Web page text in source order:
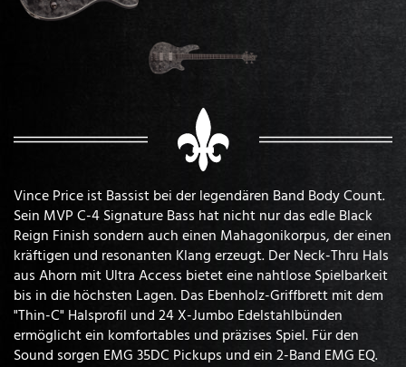
Vince Price ist Bassist bei der legendären Band Body Count.
Sein MVP C-4 Signature Bass hat nicht nur das edle Black
Reign Finish sondern auch einen Mahagonikorpus, der einen
kräftigen und resonanten Klang erzeugt. Der Neck-Thru Hals
aus Ahorn mit Ultra Access bietet eine nahtlose Spielbarkeit
bis in die höchsten Lagen. Das Ebenholz-Griffbrett mit dem
"Thin-C" Halsprofil und 24 X-Jumbo Edelstahlbünden
ermöglicht ein komfortables und präzises Spiel. Für den
Sound sorgen EMG 35DC Pickups und ein 2-Band EMG EQ.